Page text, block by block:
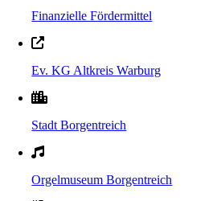
Finanzielle Fördermittel
Ev. KG Altkreis Warburg
Stadt Borgentreich
Orgelmuseum Borgentreich